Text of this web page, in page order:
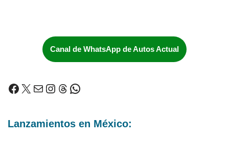
Canal de WhatsApp de Autos Actual
Lanzamientos en México: